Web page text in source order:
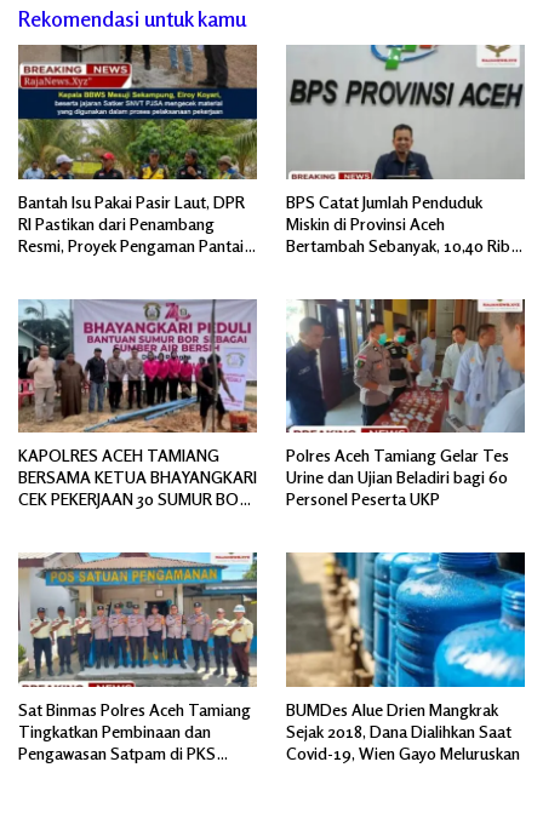
Rekomendasi untuk kamu
Bantah Isu Pakai Pasir Laut, DPR
RI Pastikan dari Penambang
Resmi, Proyek Pengaman Pantai
BPS Catat Jumlah Penduduk
Miskin di Provinsi Aceh
Bertambah Sebanyak, 10,40 Ribu
KAPOLRES ACEH TAMIANG
BERSAMA KETUA BHAYANGKARI
CEK PEKERJAAN 30 SUMUR BOR
Polres Aceh Tamiang Gelar Tes
Urine dan Ujian Beladiri bagi 60
Personel Peserta UKP
Sat Binmas Polres Aceh Tamiang
Tingkatkan Pembinaan dan
Pengawasan Satpam di PKS
BUMDes Alue Drien Mangkrak
Sejak 2018, Dana Dialihkan Saat
Covid-19, Wien Gayo Meluruskan